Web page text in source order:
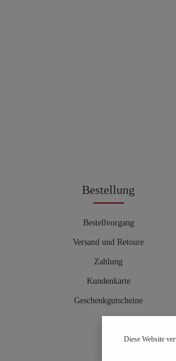
Bestellung
Bestellvorgang
Versand und Retoure
Zahlung
Kundenkarte
Geschenkgutscheine
Diese Website